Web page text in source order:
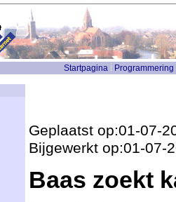
Startpagina Programmering
Geplaatst op:01-07-
Bijgewerkt op:01-07-
Baas zoekt